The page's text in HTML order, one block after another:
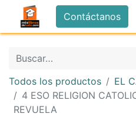
Contáctanos
Todos los productos
EL
4 ESO RELIGION
REVUELA